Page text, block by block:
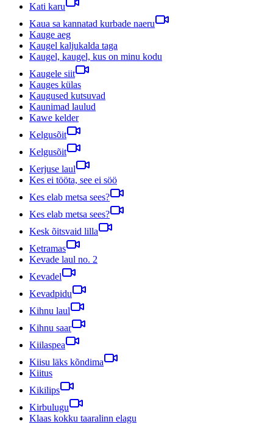
Kati karu
Kaua sa kannatad kurbade naeru
Kauge aeg
Kaugel kaljukalda taga
Kaugel, kaugel, kus on minu kodu
Kaugele siit
Kauges külas
Kaugused kutsuvad
Kaunimad laulud
Kawe kelder
Kelgusõit
Kelgusõit
Kerjuse laul
Kes ei tööta, see ei söö
Kes elab metsa sees?
Kes elab metsa sees?
Kesk õitsvaid lilla
Ketramas
Kevade laul no. 2
Kevadel
Kevadpidu
Kihnu laul
Kihnu saar
Kiilaspea
Kiisu läks kõndima
Kiitus
Kikilips
Kirbulugu
Klaas kokku taaralinn elagu